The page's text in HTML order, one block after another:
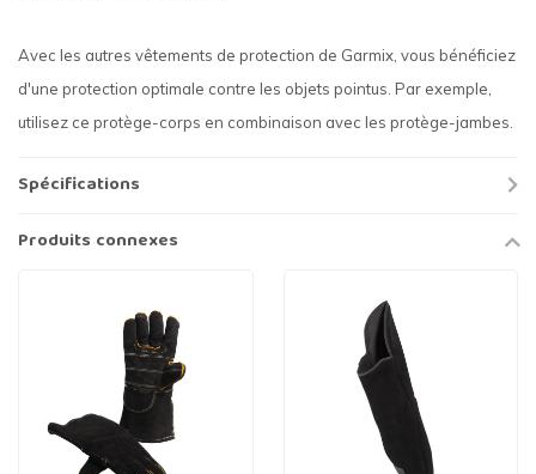
Avec les autres vêtements de protection de Garmix, vous bénéficiez
d'une protection optimale contre les objets pointus. Par exemple,
utilisez ce protège-corps en combinaison avec les protège-jambes.
Spécifications
Produits connexes